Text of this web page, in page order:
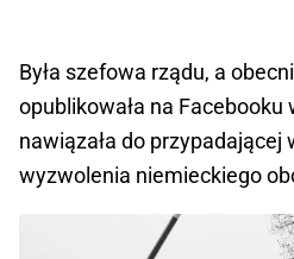
Była szefowa rządu, a
opublikowała na Facebooku
nawiązała do przypadającej
wyzwolenia niemieckiego